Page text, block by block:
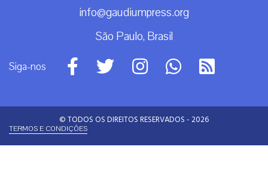
Mundo
Roma
Arquivos
Arquivos
Contato